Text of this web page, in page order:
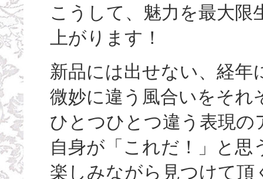
こうして、魅力を最大
上がります！
新品には出せない、経年
微妙に違う風合いをそれ
ひとつひとつ違う表現
自身が「これだ！」と
楽しみながら見つけて頂